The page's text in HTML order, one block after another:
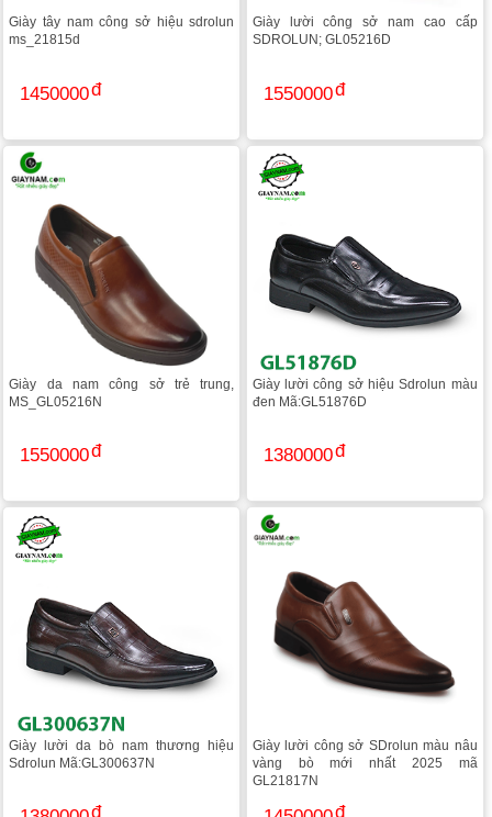
Giày tây nam công sở hiệu sdrolun
ms_21815d
1450000
Giày lười công sở nam cao cấp
SDROLUN; GL05216D
1550000
Giày da nam công sở trẻ trung,
MS_GL05216N
1550000
Giày lười công sở hiệu Sdrolun màu
đen Mã:GL51876D
1380000
Giày lười da bò nam thương hiệu
Sdrolun Mã:GL300637N
Giày lười công sở SDrolun màu nâu
vàng bò mới nhất 2025 mã
GL21817N